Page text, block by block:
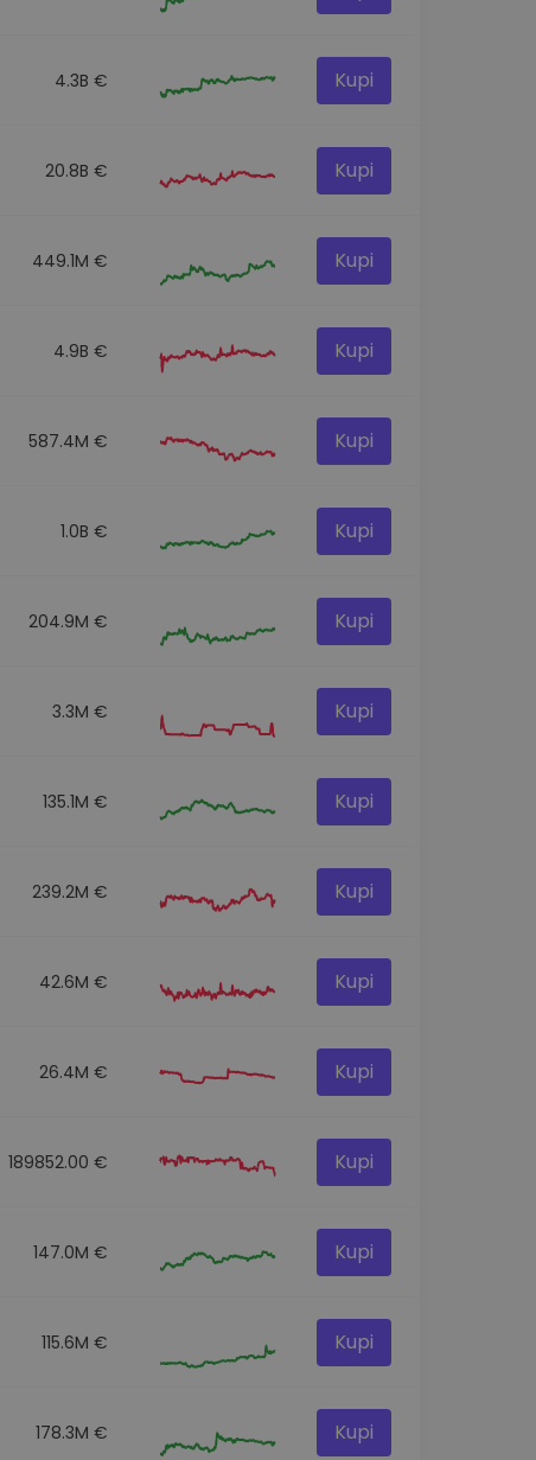
4.3B € Kupi
20.8B € Kupi
449.1M € Kupi
4.9B € Kupi
587.4M € Kupi
1.0B € Kupi
204.9M € Kupi
3.3M € Kupi
135.1M € Kupi
239.2M € Kupi
42.6M € Kupi
26.4M € Kupi
189852.00 € Kupi
147.0M € Kupi
115.6M € Kupi
178.3M € Kupi